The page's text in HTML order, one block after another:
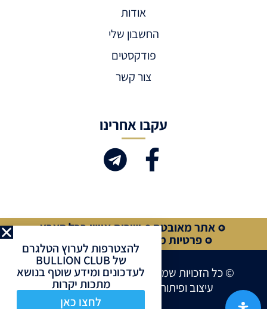
אודות
החשבון שלי
פודקסטים
צור קשר
עקבו אחרינו
אתר מאובטח
שירות אישי בכל הארץ
פרטיות מלאה
קנייה מאובטחת
עיצוב ופיתוח אתרים ע”יSite Market
© כל הזכויות שמורות לחברת BULLION CLUB
להצטרפות לערוץ הטלגרם
של BULLION CLUB
לעדכונים ומידע שוטף בנושא
מתכות יקרות
לחצו כאן